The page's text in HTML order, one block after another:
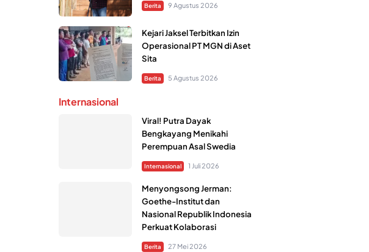
Berita 9 Agustus 2026
Kejari Jaksel Terbitkan Izin
Operasional PT MGN di Aset
Sita
Berita 5 Agustus 2026
Internasional
Viral! Putra Dayak
Bengkayang Menikahi
Perempuan Asal Swedia
Internasional 1 Juli 2026
Menyongsong Jerman:
Goethe-Institut dan
Nasional Republik Indonesia
Perkuat Kolaborasi
Berita 27 Mei 2026